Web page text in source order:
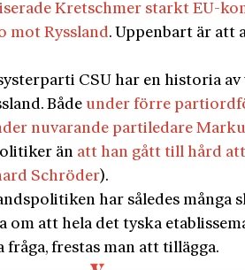
Kretschmer starkt EU-
mot Ryssland. Uppenbart är att
CSU har en historia
Både under förre
nuvarande partiledare
än att han gått till hård
Schröder).
har således många
om att hela det tyska
fråga, frestas man att tillägga.